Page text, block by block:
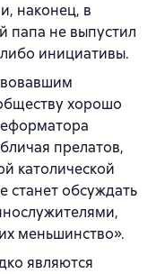
наконец, в
папа не выпустил
инициативы.
хорошо
прелатов,
католической
станет обсуждать
меньшинство».
являются